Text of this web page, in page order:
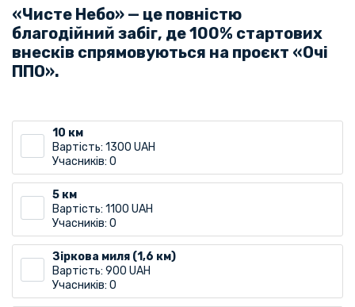
«Чисте Небо» — це повністю
благодійний забіг, де 100% стартових
внесків спрямовуються на проєкт «Очі
ППО».
10 км
Вартість: 1300 UAH
Учасників: 0
5 км
Вартість: 1100 UAH
Учасників: 0
Зіркова миля (1,6 км)
Вартість: 900 UAH
Учасників: 0